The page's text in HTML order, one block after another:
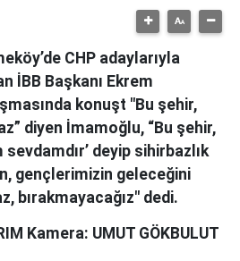
CHP adaylarıyla
İBB Başkanı Ekrem
konuşt "Bu şehir,
diyen İmamoğlu, “Bu şehir,
deyip sihirbazlık
gençlerimizin geleceğini
bırakmayacağız" dedi.
Kamera: UMUT GÖKBULUT